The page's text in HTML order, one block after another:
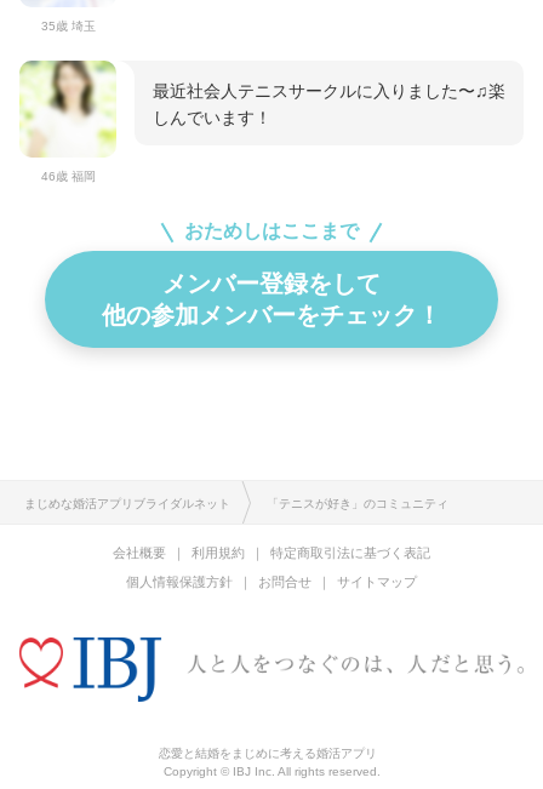
35歳 埼玉
46歳 福岡
最近社会人テニスサークルに入りました〜♫楽
しんでいます！
おためしはここまで
メンバー登録をして
他の参加メンバーをチェック！
まじめな婚活アプリブライダルネット 「テニスが好き」のコミュニティ
会社概要 利用規約
特定商取引法に基づく表記
個人情報保護方針
お問合せ サイトマップ
恋愛と結婚をまじめに考える婚活アプリ
Copyright © IBJ Inc. All rights reserved.